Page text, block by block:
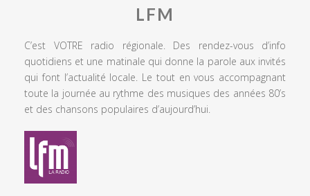
LFM
C’est VOTRE radio régionale. Des rendez-vous d’info
quotidiens et une matinale qui donne la parole aux invités
qui font l’actualité locale. Le tout en vous accompagnant
toute la journée au rythme des musiques des années 80’s
et des chansons populaires d’aujourd’hui.